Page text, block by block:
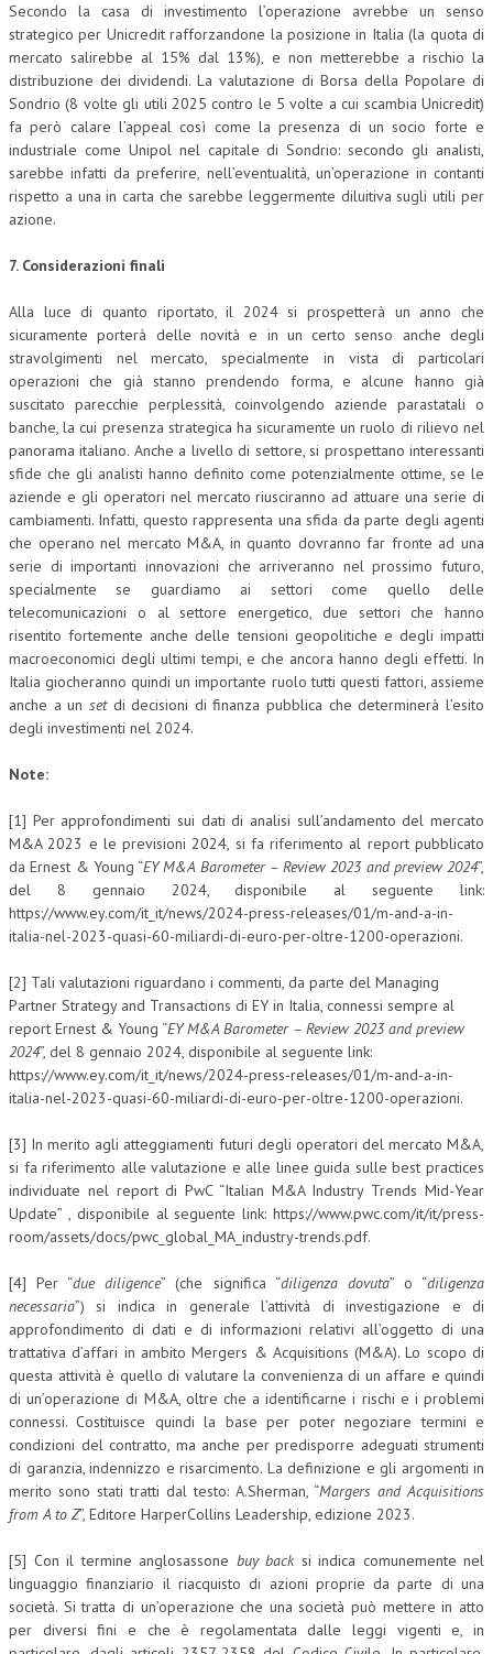
Secondo la casa di investimento l’operazione avrebbe un senso
strategico per Unicredit rafforzandone la posizione in Italia (la quota di
mercato salirebbe al 15% dal 13%), e non metterebbe a rischio la
distribuzione dei dividendi. La valutazione di Borsa della Popolare di
Sondrio (8 volte gli utili 2025 contro le 5 volte a cui scambia Unicredit)
fa però calare l’appeal così come la presenza di un socio forte e
industriale come Unipol nel capitale di Sondrio: secondo gli analisti,
sarebbe infatti da preferire, nell’eventualità, un’operazione in contanti
rispetto a una in carta che sarebbe leggermente diluitiva sugli utili per
azione.
7. Considerazioni finali
Alla luce di quanto riportato, il 2024 si prospetterà un anno che
sicuramente porterà delle novità e in un certo senso anche degli
stravolgimenti nel mercato, specialmente in vista di particolari
operazioni che già stanno prendendo forma, e alcune hanno già
suscitato parecchie perplessità, coinvolgendo aziende parastatali o
banche, la cui presenza strategica ha sicuramente un ruolo di rilievo nel
panorama italiano. Anche a livello di settore, si prospettano interessanti
sfide che gli analisti hanno definito come potenzialmente ottime, se le
aziende e gli operatori nel mercato riusciranno ad attuare una serie di
cambiamenti. Infatti, questo rappresenta una sfida da parte degli agenti
che operano nel mercato M&A, in quanto dovranno far fronte ad una
serie di importanti innovazioni che arriveranno nel prossimo futuro,
specialmente se guardiamo ai settori come quello delle
telecomunicazioni o al settore energetico, due settori che hanno
risentito fortemente anche delle tensioni geopolitiche e degli impatti
macroeconomici degli ultimi tempi, e che ancora hanno degli effetti. In
Italia giocheranno quindi un importante ruolo tutti questi fattori, assieme
anche a un setdi decisioni di finanza pubblica che determinerà l’esito
degli investimenti nel 2024.
Note:
[1] Per approfondimenti sui dati di analisi sull’andamento del mercato
M&A 2023 e le previsioni 2024, si fa riferimento al report pubblicato
da Ernest & Young “EY M&A Barometer – Review 2023 and preview 2024”,
del 8 gennaio 2024, disponibile al seguente link:
https://www.ey.com/it_it/news/2024-press-releases/01/m-and-a-in-
italia-nel-2023-quasi-60-miliardi-di-euro-per-oltre-1200-operazioni.
[2] Tali valutazioni riguardano i commenti, da parte del Managing
Partner Strategy and Transactions di EY in Italia, connessi sempre al
report Ernest & Young “EY M&A Barometer – Review 2023 and preview
2024”, del 8 gennaio 2024, disponibile al seguente link:
https://www.ey.com/it_it/news/2024-press-releases/01/m-and-a-in-
italia-nel-2023-quasi-60-miliardi-di-euro-per-oltre-1200-operazioni.
[3] In merito agli atteggiamenti futuri degli operatori del mercato M&A,
si fa riferimento alle valutazione e alle linee guida sulle best practices
individuate nel report di PwC “Italian M&A Industry Trends Mid-Year
Update” , disponibile al seguente link: https://www.pwc.com/it/it/press-
room/assets/docs/pwc_global_MA_industry-trends.pdf.
[4] Per “due diligence” (che significa “diligenza dovuta” o “diligenza
necessaria”) si indica in generale l’attività di investigazione e di
approfondimento di dati e di informazioni relativi all’oggetto di una
trattativa d’affari in ambito Mergers & Acquisitions (M&A). Lo scopo di
questa attività è quello di valutare la convenienza di un affare e quindi
di un’operazione di M&A, oltre che a identificarne i rischi e i problemi
connessi. Costituisce quindi la base per poter negoziare termini e
condizioni del contratto, ma anche per predisporre adeguati strumenti
di garanzia, indennizzo e risarcimento. La definizione e gli argomenti in
merito sono stati tratti dal testo: A.Sherman, “Margers and Acquisitions
from A to Z”, Editore HarperCollins Leadership, edizione 2023.
[5] Con il termine anglosassone buy backsi indica comunemente nel
linguaggio finanziario il riacquisto di azioni proprie da parte di una
società. Si tratta di un’operazione che una società può mettere in atto
per diversi fini e che è regolamentata dalle leggi vigenti e, in